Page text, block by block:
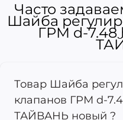
Часто
Шайба
ГРМ d-7.48
Товар Шайба
клапанов ГРМ d-
ТАЙВАНЬ новый ?